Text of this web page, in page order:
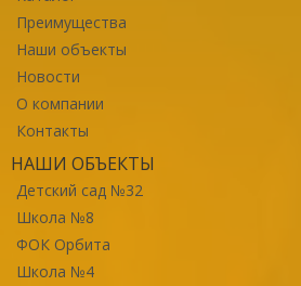
Преимущества
Наши объекты
Новости
О компании
Контакты
НАШИ ОБЪЕКТЫ
Детский сад №32
Школа №8
ФОК Орбита
Школа №4